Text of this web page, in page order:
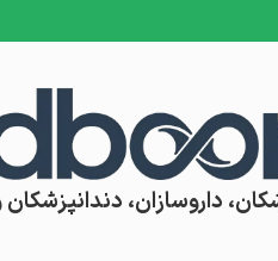
داروسازان، دندانپزشکان